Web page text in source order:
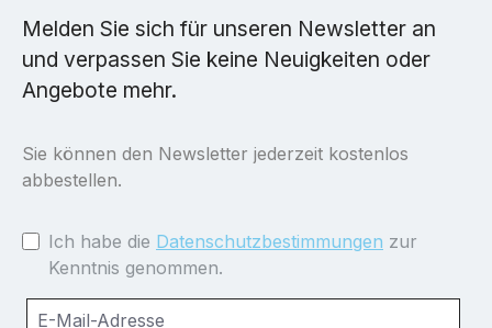
Melden Sie sich für unseren Newsletter an
und verpassen Sie keine Neuigkeiten oder
Angebote mehr.
Sie können den Newsletter jederzeit kostenlos
abbestellen.
Ich habe die Datenschutzbestimmungen zur
Kenntnis genommen.